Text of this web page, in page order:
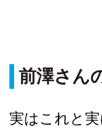
前澤さん
実はこれと